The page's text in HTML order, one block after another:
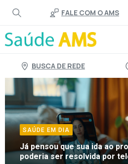
conteúdo
FALE COM O AMS
BUSCA DE REDE
SAÚDE EM DIA
Já pensou que sua ida ao
poderia ser resolvida por